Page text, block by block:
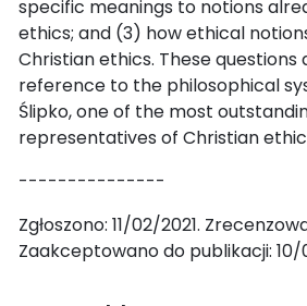
specific meanings to notions
ethics; and (3) how ethical
Christian ethics. These
reference to the philosophical
Ślipko, one of the most
representatives of Christian
---------------
Zgłoszono: 11/02/2021.
Zaakceptowano do publikacji: 10/